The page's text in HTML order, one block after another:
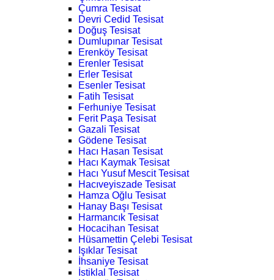
Çumra Tesisat
Devri Cedid Tesisat
Doğuş Tesisat
Dumlupınar Tesisat
Erenköy Tesisat
Erenler Tesisat
Erler Tesisat
Esenler Tesisat
Fatih Tesisat
Ferhuniye Tesisat
Ferit Paşa Tesisat
Gazali Tesisat
Gödene Tesisat
Hacı Hasan Tesisat
Hacı Kaymak Tesisat
Hacı Yusuf Mescit Tesisat
Hacıveyiszade Tesisat
Hamza Oğlu Tesisat
Hanay Başı Tesisat
Harmancık Tesisat
Hocacihan Tesisat
Hüsamettin Çelebi Tesisat
Işıklar Tesisat
İhsaniye Tesisat
İstiklal Tesisat